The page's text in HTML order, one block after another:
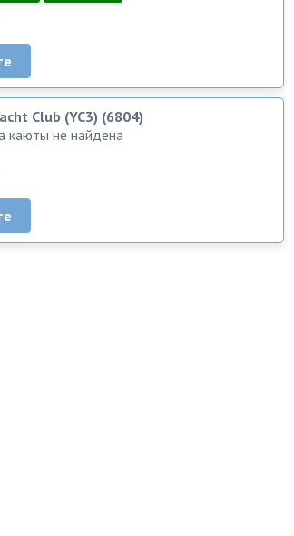
Club (YC3) (6804)
каюты не найдена